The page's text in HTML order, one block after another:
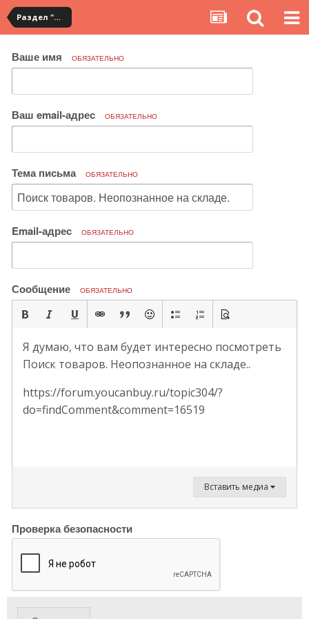
Раздел "Мои покупки" на сервисе YouCanBuy
Ваше имя ОБЯЗАТЕЛЬНО
Ваш email-адрес ОБЯЗАТЕЛЬНО
Тема письма ОБЯЗАТЕЛЬНО
Email-адрес ОБЯЗАТЕЛЬНО
Сообщение ОБЯЗАТЕЛЬНО
Я думаю, что вам будет интересно посмотреть
Поиск товаров. Неопознанное на складе..
https://forum.youcanbuy.ru/topic304/?
do=findComment&comment=16519
Вставить медиа
Проверка безопасности